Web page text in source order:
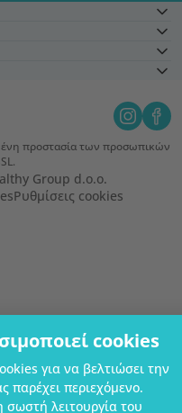
cookies
για να βελτιώσει την
παρέχει περιεχόμενο.
σωστή λειτουργία του
προστασία των προσωπικών
Group d.o.o.
Ρυθμίσεις cookies